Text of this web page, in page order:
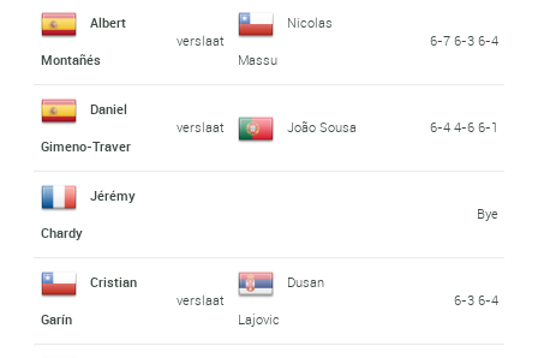
Albert
Montañés
verslaat
Nicolas
Massu
6-7 6-3 6-4
Daniel
Gimeno-Traver
verslaat João Sousa 6-4 4-6 6-1
Jérémy
Chardy
Bye
Cristian
Garín
verslaat
Dusan
Lajovic
6-3 6-4